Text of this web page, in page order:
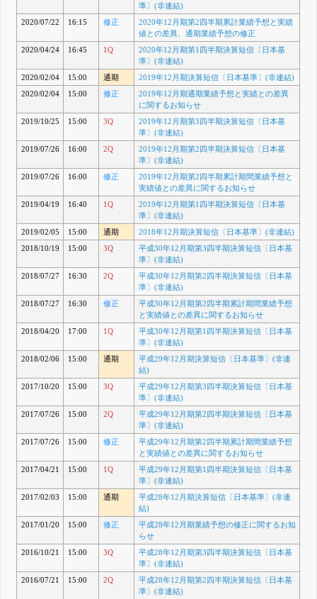
準〕(非連結)
2020/07/22
16:15 修正
2020年12月期第2四半期累計業績予想と実績
値との差異、通期業績予想の修正
2020/04/24
16:45 1Q
2020年12月期第1四半期決算短信〔日本基
準〕(非連結)
2020/02/04
15:00 通期
2019年12月期決算短信〔日本基準〕(非連結)
2020/02/04
15:00 修正
2019年12月期通期業績予想と実績との差異
に関するお知らせ
2019/10/25
15:00 3Q
2019年12月期第3四半期決算短信〔日本基
準〕(非連結)
2019/07/26
16:00 2Q
2019年12月期第2四半期決算短信〔日本基
準〕(非連結)
2019/07/26
16:00 修正
2019年12月期第2四半期累計期間業績予想と
実績値との差異に関するお知らせ
2019/04/19
16:40 1Q
2019年12月期第1四半期決算短信〔日本基
準〕(非連結)
2019/02/05
15:00 通期
2018年12月期決算短信〔日本基準〕(非連結)
2018/10/19
15:00 3Q
平成30年12月期第3四半期決算短信〔日本基
準〕(非連結)
2018/07/27
16:30 2Q
平成30年12月期第2四半期決算短信〔日本基
準〕(非連結)
2018/07/27
16:30 修正
平成30年12月期第2四半期累計期間業績予想
と実績値との差異に関するお知らせ
2018/04/20
17:00 1Q
平成30年12月期第1四半期決算短信〔日本基
準〕(非連結)
2018/02/06
15:00 通期
平成29年12月期決算短信〔日本基準〕(非連
結)
2017/10/20
15:00 3Q
平成29年12月期第3四半期決算短信〔日本基
準〕(非連結)
2017/07/26
15:00 2Q
平成29年12月期第2四半期決算短信〔日本基
準〕(非連結)
2017/07/26
15:00 修正
平成29年12月期第2四半期累計期間業績予想
と実績値との差異に関するお知らせ
2017/04/21
15:00 1Q
平成29年12月期第1四半期決算短信〔日本基
準〕(非連結)
2017/02/03
15:00 通期
平成28年12月期決算短信〔日本基準〕(非連
結)
2017/01/20
15:00 修正
平成28年12月期業績予想の修正に関するお知
らせ
2016/10/21
15:00 3Q
平成28年12月期第3四半期決算短信〔日本基
準〕(非連結)
2016/07/21
15:00 2Q
平成28年12月期第2四半期決算短信〔日本基
準〕(非連結)